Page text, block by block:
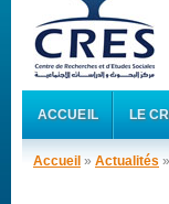
ACCUEIL LE
Accueil » Actualités